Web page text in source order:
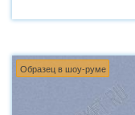
Образец в шоу-руме